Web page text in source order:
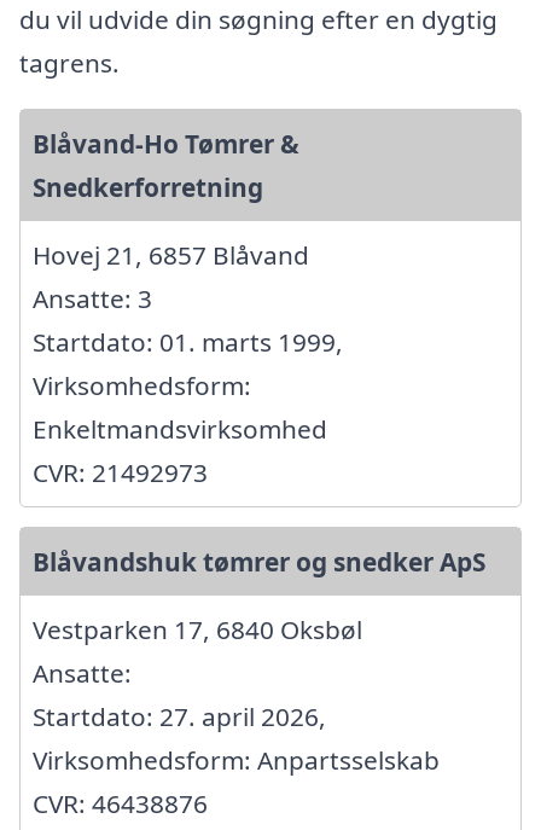
du vil udvide din søgning efter en dygtig
tagrens.
Blåvand-Ho Tømrer &
Snedkerforretning
Hovej 21, 6857 Blåvand
Ansatte: 3
Startdato: 01. marts 1999,
Virksomhedsform:
Enkeltmandsvirksomhed
CVR: 21492973
Blåvandshuk tømrer og snedker ApS
Vestparken 17, 6840 Oksbøl
Ansatte:
Startdato: 27. april 2026,
Virksomhedsform: Anpartsselskab
CVR: 46438876